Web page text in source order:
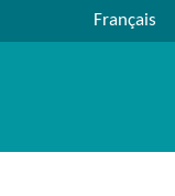
Français